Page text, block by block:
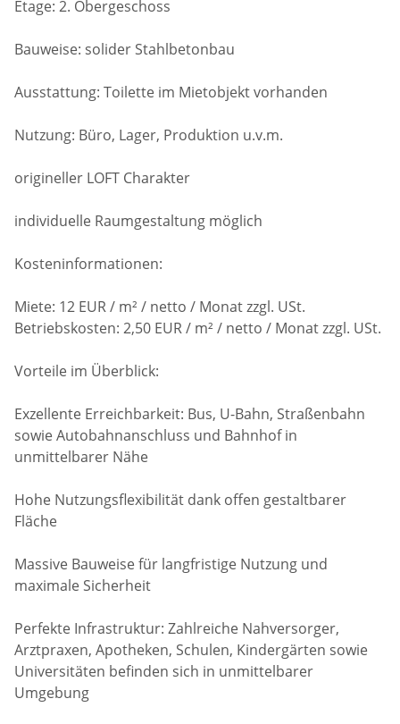
Etage: 2. Obergeschoss
Bauweise: solider Stahlbetonbau
Ausstattung: Toilette im Mietobjekt vorhanden
Nutzung: Büro, Lager, Produktion u.v.m.
origineller LOFT Charakter
individuelle Raumgestaltung möglich
Kosteninformationen:
Miete: 12 EUR / m² / netto / Monat zzgl. USt.
Betriebskosten: 2,50 EUR / m² / netto / Monat zzgl. USt.
Vorteile im Überblick:
Exzellente Erreichbarkeit: Bus, U-Bahn, Straßenbahn
sowie Autobahnanschluss und Bahnhof in
unmittelbarer Nähe
Hohe Nutzungsflexibilität dank offen gestaltbarer
Fläche
Massive Bauweise für langfristige Nutzung und
maximale Sicherheit
Perfekte Infrastruktur: Zahlreiche Nahversorger,
Arztpraxen, Apotheken, Schulen, Kindergärten sowie
Universitäten befinden sich in unmittelbarer
Umgebung